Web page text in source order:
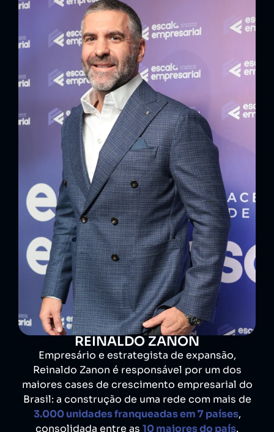
REINALDO ZANON
Empresário e estrategista de expansão,
Reinaldo Zanon é responsável por um dos
maiores cases de crescimento empresarial do
Brasil: a construção de uma rede com mais de
3.000 unidades franqueadas em 7 países,
consolidada entre as 10 maiores do país.